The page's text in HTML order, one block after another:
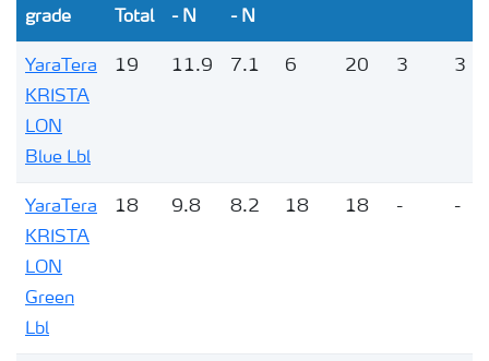
grade
Total
- N - N
YaraTera
KRISTA
LON
Blue Lbl
19 11.9 7.1 6 20 3 3
YaraTera
KRISTA
LON
Green
Lbl
18 9.8 8.2 18 18 - -